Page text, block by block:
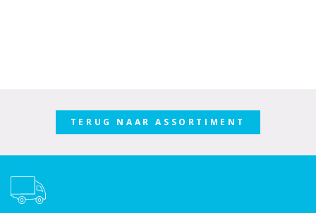
TERUG NAAR ASSORTIMENT